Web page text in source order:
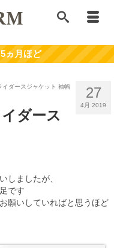
27
4月 2019
イダースジャケット 袖幅
ダース
しましたが、
です
願いしていればと思うほど